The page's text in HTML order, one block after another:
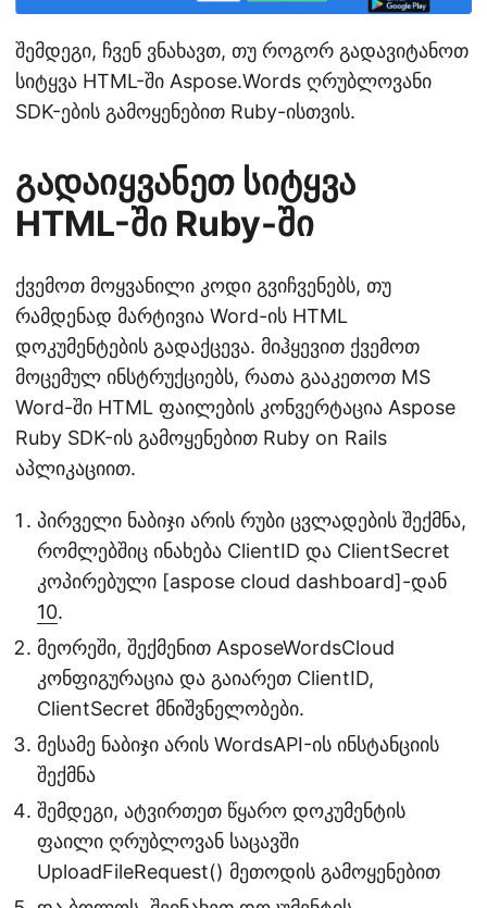
შემდეგი, ჩვენ ვნახავთ, თუ როგორ გადავიტანოთ
სიტყვა HTML-ში Aspose.Words ღრუბლოვანი
SDK-ების გამოყენებით Ruby-ისთვის.
გადაიყვანეთ სიტყვა
HTML-ში Ruby-ში
ქვემოთ მოყვანილი კოდი გვიჩვენებს, თუ
რამდენად მარტივია Word-ის HTML
დოკუმენტების გადაქცევა. მიჰყევით ქვემოთ
მოცემულ ინსტრუქციებს, რათა გააკეთოთ MS
Word-ში HTML ფაილების კონვერტაცია Aspose
Ruby SDK-ის გამოყენებით Ruby on Rails
აპლიკაციით.
პირველი ნაბიჯი არის რუბი ცვლადების შექმნა,
რომლებშიც ინახება ClientID და ClientSecret
კოპირებული [aspose cloud dashboard]-დან
10.
მეორეში, შექმენით AsposeWordsCloud
კონფიგურაცია და გაიარეთ ClientID,
ClientSecret მნიშვნელობები.
მესამე ნაბიჯი არის WordsAPI-ის ინსტანციის
შექმნა
შემდეგი, ატვირთეთ წყარო დოკუმენტის
ფაილი ღრუბლოვან საცავში
UploadFileRequest() მეთოდის გამოყენებით